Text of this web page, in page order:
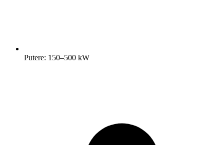
Putere: 150–500 kW